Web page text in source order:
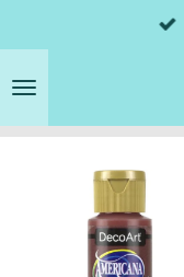
direct
naar